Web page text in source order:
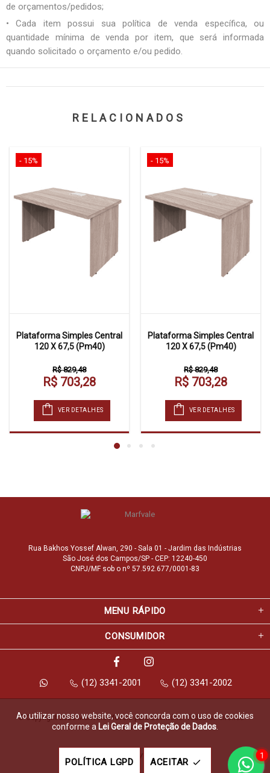
de orçamentos/pedidos;
• Cada item possui sua política de venda específica, ou
quantidade mínima de venda por item, que será informada
quando solicitado o orçamento e/ou pedido.
RELACIONADOS
- 15%
Plataforma Simples Central
120 X 67,5 (Pm40)
R$ 829,48
R$ 703,28
VER DETALHES
- 15%
Plataforma Simples Central
120 X 67,5 (Pm40)
R$ 829,48
R$ 703,28
VER DETALHES
Rua Bakhos Yossef Alwan, 290 - Sala 01 - Jardim das Indústrias
São José dos Campos/SP - CEP: 12240-450
CNPJ/MF sob o nº 57.592.677/0001-83
MENU RÁPIDO
CONSUMIDOR
(12) 3341-2001 (12) 3341-2002
© Copyright 2026 Marfvale Móveis para Escritório. Todos os direitos
reservados.
Feito com
Ao utilizar nosso website, você concorda com o uso de cookies
conforme a Lei Geral de Proteção de Dados
POLÍTICA LGPD ACEITAR
1